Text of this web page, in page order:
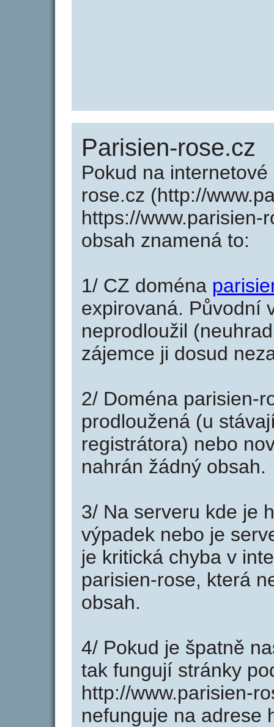
Parisien-rose.cz
Pokud na
rose.cz (http://
https://www.parisien-
obsah znamená to:
1/ CZ doména
expirovaná. Původní
neprodloužil
zájemce ji dosud
2/ Doména parisien-
prodloužená (u
registrátora) nebo
nahrán žádný obsah.
3/ Na serveru kde je
výpadek nebo je
je kritická chyba v
parisien-rose, která
obsah.
4/ Pokud je špatně
tak fungují stránky
http://www.parisien-
nefunguje na adrese